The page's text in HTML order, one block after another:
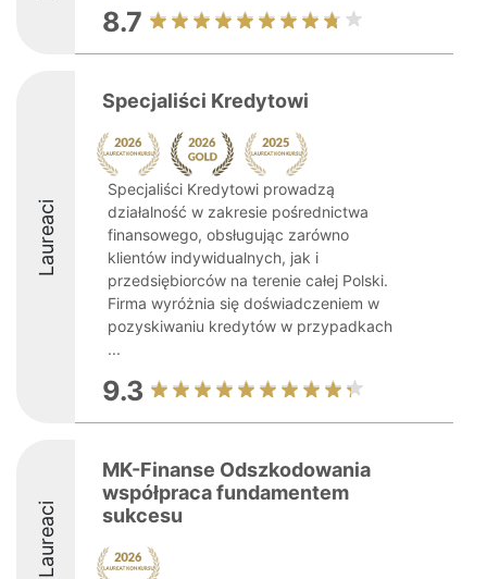
8.7
Laureaci
Specjaliści Kredytowi
Specjaliści Kredytowi prowadzą
działalność w zakresie pośrednictwa
finansowego, obsługując zarówno
klientów indywidualnych, jak i
przedsiębiorców na terenie całej Polski.
Firma wyróżnia się doświadczeniem w
pozyskiwaniu kredytów w przypadkach
...
9.3
Laureaci
MK-Finanse Odszkodowania
współpraca fundamentem
sukcesu